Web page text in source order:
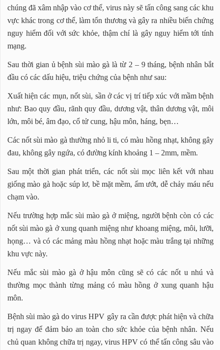
chúng đã xâm nhập vào cơ thể, virus này sẽ tấn công sang các khu
vực khác trong cơ thể, làm tổn thương và gây ra nhiều biến chứng
nguy hiểm đối với sức khỏe, thậm chí là gây nguy hiểm tới tính
mạng.
Sau thời gian ủ bệnh sùi mào gà là từ 2 – 9 tháng, bệnh nhân bắt
đầu có các dấu hiệu, triệu chứng của bệnh như sau:
Xuất hiện các mụn, nốt sùi, sần ở các vị trí tiếp xúc với mầm bệnh
như: Bao quy đầu, rãnh quy đầu, dương vật, thân dương vật, môi
lớn, môi bé, âm đạo, cổ tử cung, hậu môn, háng, bẹn…
Các nốt sùi mào gà thường nhỏ li ti, có màu hồng nhạt, không gây
đau, không gây ngứa, có đường kính khoảng 1 – 2mm, mềm.
Sau một thời gian phát triển, các nốt sùi mọc liên kết với nhau
giống mào gà hoặc súp lơ, bề mặt mềm, ẩm ướt, dễ chảy máu nếu
chạm vào.
Nếu trường hợp mắc sùi mào gà ở miệng, người bệnh còn có các
nốt sùi mào gà ở xung quanh miệng như khoang miệng, môi, lưỡi,
họng… và có các mảng màu hồng nhạt hoặc màu trắng tại những
khu vực này.
Nếu mắc sùi mào gà ở hậu môn cũng sẽ có các nốt u nhú và
thường mọc thành từng mảng có màu hồng ở xung quanh hậu
môn.
Bệnh sùi mào gà do virus HPV gây ra cần được phát hiện và chữa
trị ngay để đảm bảo an toàn cho sức khỏe của bệnh nhân. Nếu
chủ quan không chữa trị ngay, virus HPV có thể tấn công sâu vào